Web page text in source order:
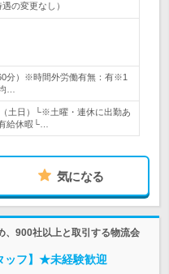
の変更なし）
分）※時間外労働有無：有※1
…
土日）└※土曜・連休に出勤あ
給休暇└…
気になる
、900社以上と取引する物流会
ッフ】★未経験歓迎